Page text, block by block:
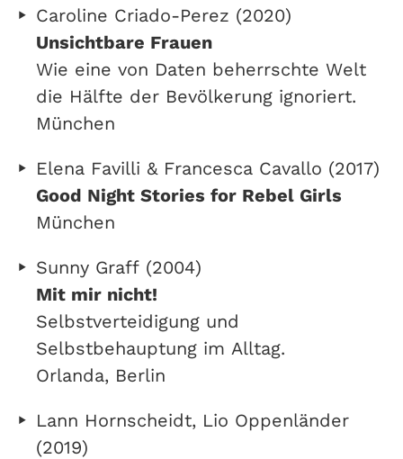
Caroline Criado-Perez (2020)
Unsichtbare Frauen
Wie eine von Daten beherrschte Welt
die Hälfte der Bevölkerung ignoriert.
München
Elena Favilli & Francesca Cavallo (2017)
Good Night Stories for Rebel Girls
München
Sunny Graff (2004)
Mit mir nicht!
Selbstverteidigung und
Selbstbehauptung im Alltag.
Orlanda, Berlin
Lann Hornscheidt, Lio Oppenländer
(2019)